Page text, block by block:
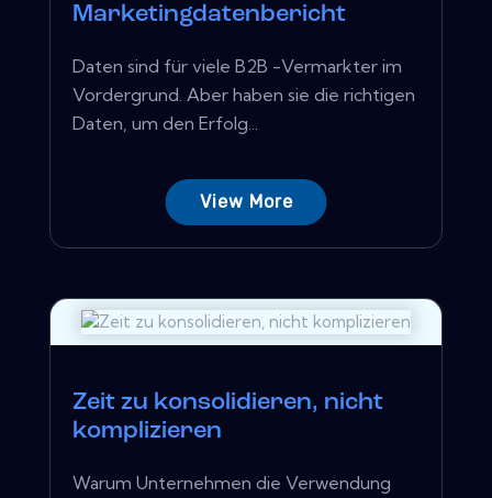
Marketingdatenbericht
Daten sind für viele B2B -Vermarkter im
Vordergrund. Aber haben sie die richtigen
Daten, um den Erfolg...
View More
Zeit zu konsolidieren, nicht
komplizieren
Warum Unternehmen die Verwendung